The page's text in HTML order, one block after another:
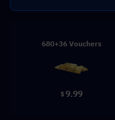
680+36 Vouchers
$9.99